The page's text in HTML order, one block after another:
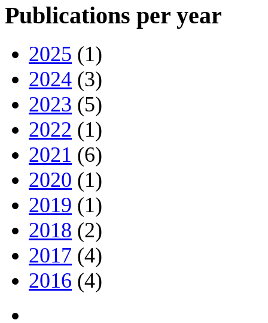
Publications per year
2025 (1)
2024 (3)
2023 (5)
2022 (1)
2021 (6)
2020 (1)
2019 (1)
2018 (2)
2017 (4)
2016 (4)